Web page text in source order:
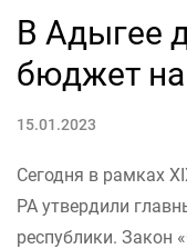
В Адыгее
бюджет
15.01.2023
Сегодня в рамках
РА утвердили
республики. Закон